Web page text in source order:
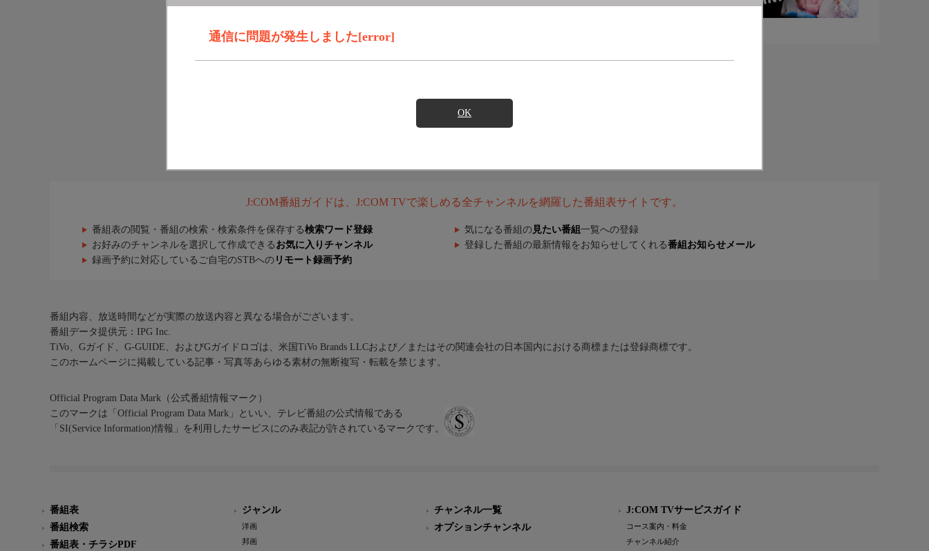
通信に問題が発生しました[error]
OK
J:COM番組ガイドは、J:COM TVで楽しめる全チャンネルを網羅した番組表サイトです。
番組表の閲覧・番組の検索・検索条件を保存する検索ワード登録 気になる番組の 見たい番組 一覧への登録
お好みのチャンネルを選択して作成できる お気に入りチャンネル 登録した番組の最新情報をお知らせしてくれる番組お知らせメール
録画予約に対応しているご自宅のSTBへの リモート録画予約
番組内容、放送時間などが実際の放送内容と異なる場合がございます。
番組データ提供元：IPG Inc.
TiVo、Gガイド、G-GUIDE、およびGガイドロゴは、米国TiVo Brands LLCおよび／またはその関連会社の日本国内における商標または登録商標です。
このホームページに掲載している記事・写真等あらゆる素材の無断複写・転載を禁じます。
Official Program Data Mark（公式番組情報マーク）
このマークは「Official Program Data Mark」といい、テレビ番組の公式情報である
「SI(Service Information)情報」を利用したサービスにのみ表記が許されているマークです。
番組表
番組検索
番組表・チラシPDF
ジャンル
洋画
邦画
チャンネル一覧
オプションチャンネル
J:COM TVサービスガイド
コース案内・料金
チャンネル紹介